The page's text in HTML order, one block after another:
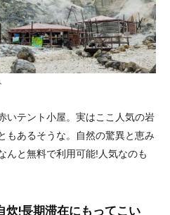
いテント小屋。実はここ人気の岩
もあるそうな。自然の驚異と恵み
んと無料で利用可能!人気なのも
炊!長期滞在にもってこい